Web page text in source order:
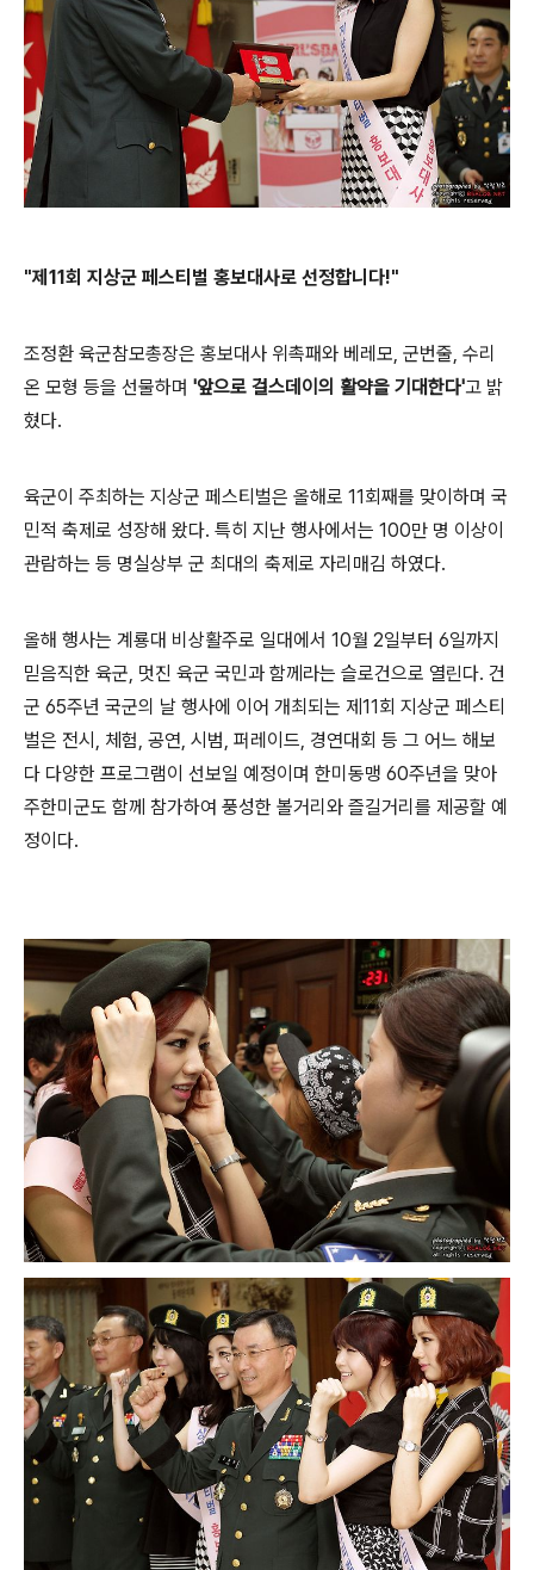
"제11회 지상군 페스티벌 홍보대사로 선정합니다!"
조정환 육군참모총장은 홍보대사 위촉패와 베레모, 군번줄, 수리
온 모형 등을 선물하며 '앞으로 걸스데이의 활약을 기대한다'고 밝
혔다.
육군이 주최하는 지상군 페스티벌은 올해로 11회째를 맞이하며 국
민적 축제로 성장해 왔다. 특히 지난 행사에서는 100만 명 이상이
관람하는 등 명실상부 군 최대의 축제로 자리매김 하였다.
올해 행사는 계룡대 비상활주로 일대에서 10월 2일부터 6일까지
믿음직한 육군, 멋진 육군 국민과 함께라는 슬로건으로 열린다. 건
군 65주년 국군의 날 행사에 이어 개최되는 제11회 지상군 페스티
벌은 전시, 체험, 공연, 시범, 퍼레이드, 경연대회 등 그 어느 해보
다 다양한 프로그램이 선보일 예정이며 한미동맹 60주년을 맞아
주한미군도 함께 참가하여 풍성한 볼거리와 즐길거리를 제공할 예
정이다.